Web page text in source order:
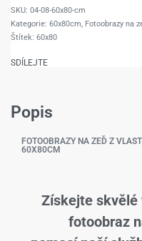
04-08-60x80-cm
Kategorie: 60x80cm, Fotoobrazy na
Štítek: 60x80
SDÍLEJTE
Popis
FOTOOBRAZY NA ZEĎ Z
60X80CM
Získejte skvělé
fotoobraz